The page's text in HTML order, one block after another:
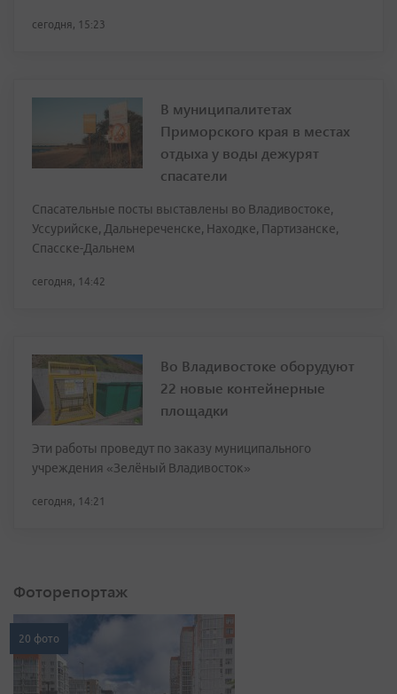
сегодня, 15:23
В муниципалитетах
Приморского края в местах
отдыха у воды дежурят
спасатели
Спасательные посты выставлены во Владивостоке,
Уссурийске, Дальнереченске, Находке, Партизанске,
Спасске-Дальнем
сегодня, 14:42
Во Владивостоке оборудуют
22 новые контейнерные
площадки
Эти работы проведут по заказу муниципального
учреждения «Зелёный Владивосток»
сегодня, 14:21
Фоторепортаж
20 фото